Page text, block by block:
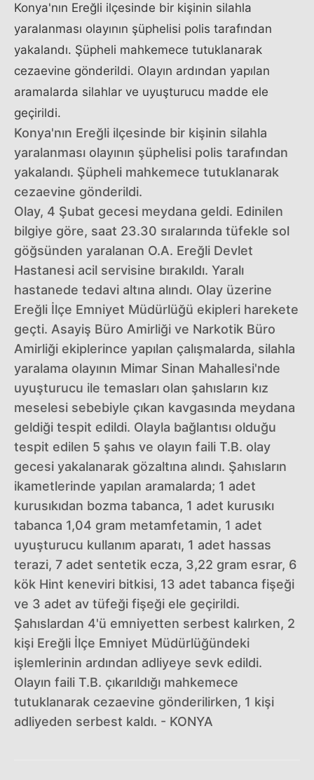
Konya'nın Ereğli ilçesinde bir kişinin silahla
yaralanması olayının şüphelisi polis tarafından
yakalandı. Şüpheli mahkemece tutuklanarak
cezaevine gönderildi. Olayın ardından yapılan
aramalarda silahlar ve uyuşturucu madde ele
geçirildi.
Konya'nın Ereğli ilçesinde bir kişinin silahla
yaralanması olayının şüphelisi polis tarafından
yakalandı. Şüpheli mahkemece tutuklanarak
cezaevine gönderildi.
Olay, 4 Şubat gecesi meydana geldi. Edinilen
bilgiye göre, saat 23.30 sıralarında tüfekle sol
göğsünden yaralanan O.A. Ereğli Devlet
Hastanesi acil servisine bırakıldı. Yaralı
hastanede tedavi altına alındı. Olay üzerine
Ereğli İlçe Emniyet Müdürlüğü ekipleri harekete
geçti. Asayiş Büro Amirliği ve Narkotik Büro
Amirliği ekiplerince yapılan çalışmalarda, silahla
yaralama olayının Mimar Sinan Mahallesi'nde
uyuşturucu ile temasları olan şahısların kız
meselesi sebebiyle çıkan kavgasında meydana
geldiği tespit edildi. Olayla bağlantısı olduğu
tespit edilen 5 şahıs ve olayın faili T.B. olay
gecesi yakalanarak gözaltına alındı. Şahısların
ikametlerinde yapılan aramalarda; 1 adet
kurusıkıdan bozma tabanca, 1 adet kurusıkı
tabanca 1,04 gram metamfetamin, 1 adet
uyuşturucu kullanım aparatı, 1 adet hassas
terazi, 7 adet sentetik ecza, 3,22 gram esrar, 6
kök Hint keneviri bitkisi, 13 adet tabanca fişeği
ve 3 adet av tüfeği fişeği ele geçirildi.
Şahıslardan 4'ü emniyetten serbest kalırken, 2
kişi Ereğli İlçe Emniyet Müdürlüğündeki
işlemlerinin ardından adliyeye sevk edildi.
Olayın faili T.B. çıkarıldığı mahkemece
tutuklanarak cezaevine gönderilirken, 1 kişi
adliyeden serbest kaldı. - KONYA